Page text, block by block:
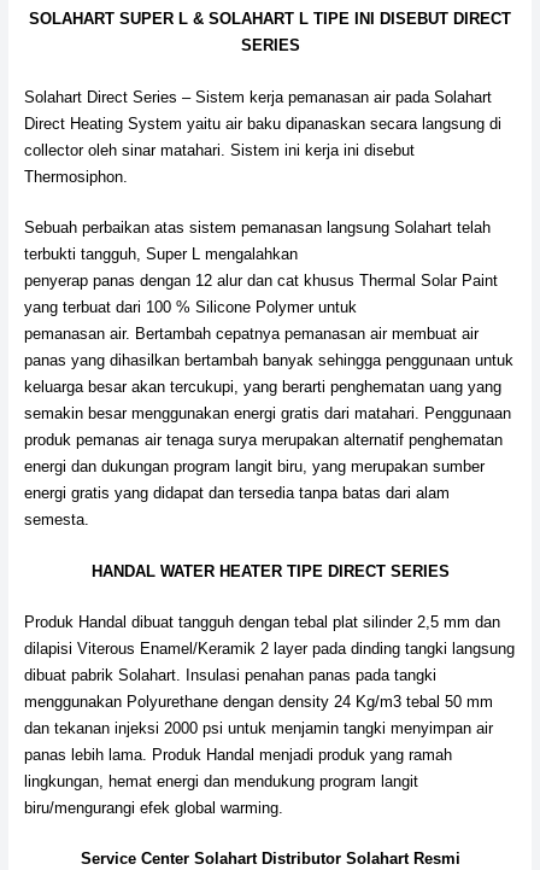
SOLAHART SUPER L & SOLAHART L TIPE INI DISEBUT DIRECT
SERIES
Solahart Direct Series – Sistem kerja pemanasan air pada Solahart
Direct Heating System yaitu air baku dipanaskan secara langsung di
collector oleh sinar matahari. Sistem ini kerja ini disebut
Thermosiphon.
Sebuah perbaikan atas sistem pemanasan langsung Solahart telah
terbukti tangguh, Super L mengalahkan
penyerap panas dengan 12 alur dan cat khusus Thermal Solar Paint
yang terbuat dari 100 % Silicone Polymer untuk
pemanasan air. Bertambah cepatnya pemanasan air membuat air
panas yang dihasilkan bertambah banyak sehingga penggunaan untuk
keluarga besar akan tercukupi, yang berarti penghematan uang yang
semakin besar menggunakan energi gratis dari matahari. Penggunaan
produk pemanas air tenaga surya merupakan alternatif penghematan
energi dan dukungan program langit biru, yang merupakan sumber
energi gratis yang didapat dan tersedia tanpa batas dari alam
semesta.
HANDAL WATER HEATER TIPE DIRECT SERIES
Produk Handal dibuat tangguh dengan tebal plat silinder 2,5 mm dan
dilapisi Viterous Enamel/Keramik 2 layer pada dinding tangki langsung
dibuat pabrik Solahart. Insulasi penahan panas pada tangki
menggunakan Polyurethane dengan density 24 Kg/m3 tebal 50 mm
dan tekanan injeksi 2000 psi untuk menjamin tangki menyimpan air
panas lebih lama. Produk Handal menjadi produk yang ramah
lingkungan, hemat energi dan mendukung program langit
biru/mengurangi efek global warming.
Service Center Solahart Distributor Solahart Resmi